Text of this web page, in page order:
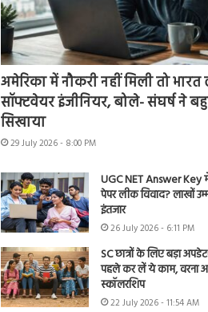
अमेरिका में नौकरी नहीं मिली तो भारत
सॉफ्टवेयर इंजीनियर, बोले- संघर्ष ने
सिखाया
29 July 2026 - 8:00 PM
UGC NET Answer Key
पेपर लीक विवाद? लाखों
इंतजार
26 July 2026 - 6:11 PM
SC छात्रों के लिए बड़ा
पहले कर लें ये काम, वरना
स्कॉलरशिप
22 July 2026 - 11:54 AM